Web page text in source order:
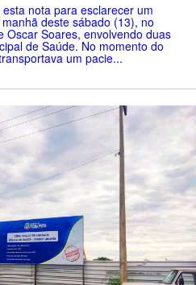
nota para esclarecer um
deste sábado (13), no
Oscar Soares, envolvendo duas
de Saúde. No momento do
um pacie...